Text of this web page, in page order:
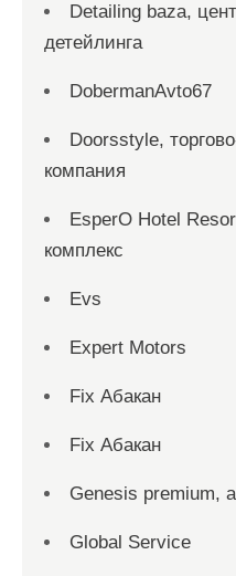
Detailing baza,
детейлинга
DobermanAvto67
Doorsstyle,
компания
EsperO Hotel
комплекс
Evs
Expert Motors
Fix Абакан
Fix Абакан
Genesis premium,
Global Service